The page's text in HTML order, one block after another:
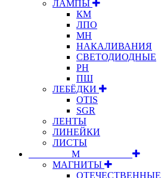
ЛАМПЫ
КМ
ЛПО
МН
НАКАЛИВАНИЯ
СВЕТОДИОДНЫЕ
РН
ПШ
ЛЕБЁДКИ
OTIS
SGR
ЛЕНТЫ
ЛИНЕЙКИ
ЛИСТЫ
⠀⠀⠀⠀⠀⠀М⠀⠀⠀⠀⠀⠀⠀
МАГНИТЫ
ОТЕЧЕСТВЕННЫЕ